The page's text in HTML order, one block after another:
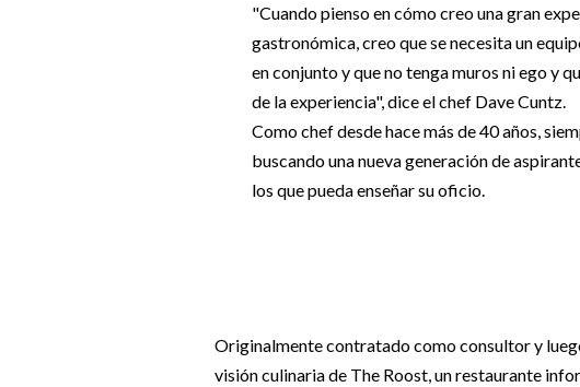
"Cuando pienso en cómo creo una gran
gastronómica, creo que se necesita un
en conjunto y que no tenga muros ni ego y
de la experiencia", dice el chef Dave Cuntz.
Como chef desde hace más de 40 años,
buscando una nueva generación de
los que pueda enseñar su oficio.
Originalmente contratado como consultor y
visión culinaria de The Roost, un restaurante